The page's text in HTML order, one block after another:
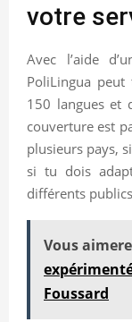
votre
Avec l’aide
PoliLingua
150 langues et
couverture est
plusieurs pays,
si tu dois
différents
Vous
Foussard